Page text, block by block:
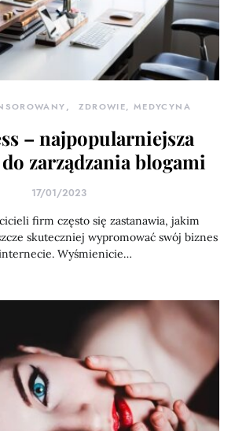
ZDROWIE, MEDYCYNA
– najpopularniejsza
zarządzania blogami
17/01/2023
firm często się zastanawia, jakim
skuteczniej wypromować swój biznes
Wyśmienicie…